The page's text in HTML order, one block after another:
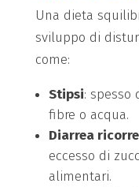
Una dieta
sviluppo di
come:
Stipsi: spesso
fibre o acqua.
Diarrea
eccesso di
alimentari.